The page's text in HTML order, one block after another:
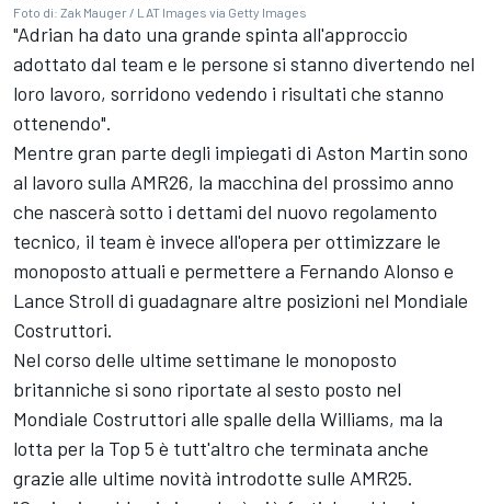
Foto di: Zak Mauger / LAT Images via Getty Images
"Adrian ha dato una grande spinta all'approccio
adottato dal team e le persone si stanno divertendo nel
loro lavoro, sorridono vedendo i risultati che stanno
ottenendo".
Mentre gran parte degli impiegati di Aston Martin sono
al lavoro sulla AMR26, la macchina del prossimo anno
che nascerà sotto i dettami del nuovo regolamento
tecnico, il team è invece all'opera per ottimizzare le
monoposto attuali e permettere a Fernando Alonso e
Lance Stroll di guadagnare altre posizioni nel Mondiale
Costruttori.
Nel corso delle ultime settimane le monoposto
britanniche si sono riportate al sesto posto nel
Mondiale Costruttori alle spalle della Williams, ma la
lotta per la Top 5 è tutt'altro che terminata anche
grazie alle ultime novità introdotte sulle AMR25.